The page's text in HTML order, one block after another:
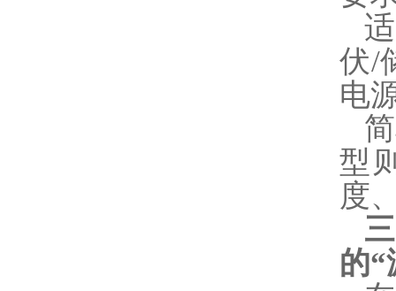
伏/
电
型
度
的